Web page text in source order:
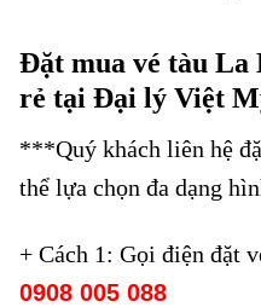
Đặt mua vé tàu La
rẻ tại Đại lý Việt
***Quý khách liên hệ
thể lựa chọn đa dạng
+ Cách 1: Gọi điện đặt
0908 005 088